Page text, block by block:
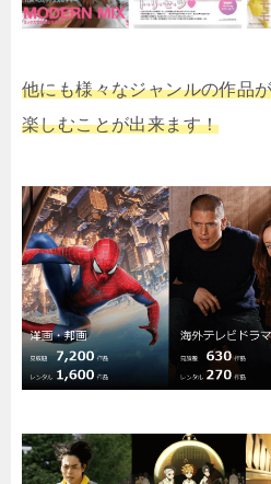
他にも様々なジャンルの作品
楽しむことが出来ます！